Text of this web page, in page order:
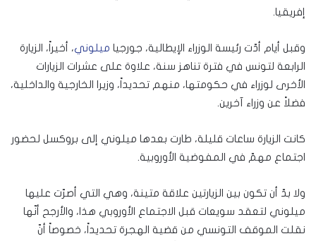
إفريقيا.
وقبل أيام أدّت رئيسة الوزراء الإيطالية، جورجيا ميلوني، أخيراً، الزيارة
الرابعة لتونس في فترة تناهز سنة، علاوة على عشرات الزيارات
الأخرى لوزراء في حكومتها، منهم تحديداً، وزيرا الخارجية والداخلية،
فضلاً عن وزراء آخرين.
كانت الزيارة ساعات قليلة، طارت بعدها ميلوني إلى بروكسل لحضور
اجتماع مهمّ في المفوضية الأوروبية.
ولا بدّ أن تكون بين الزيارتين علاقة متينة، وهي التي أصرّت عليها
ميلوني لتعقد سويعات قبل الاجتماع الأوروبي هذا، والأرجح أنّها
نقلت الموقف التونسي من قضية الهجرة تحديداً، خصوصاً أنّ